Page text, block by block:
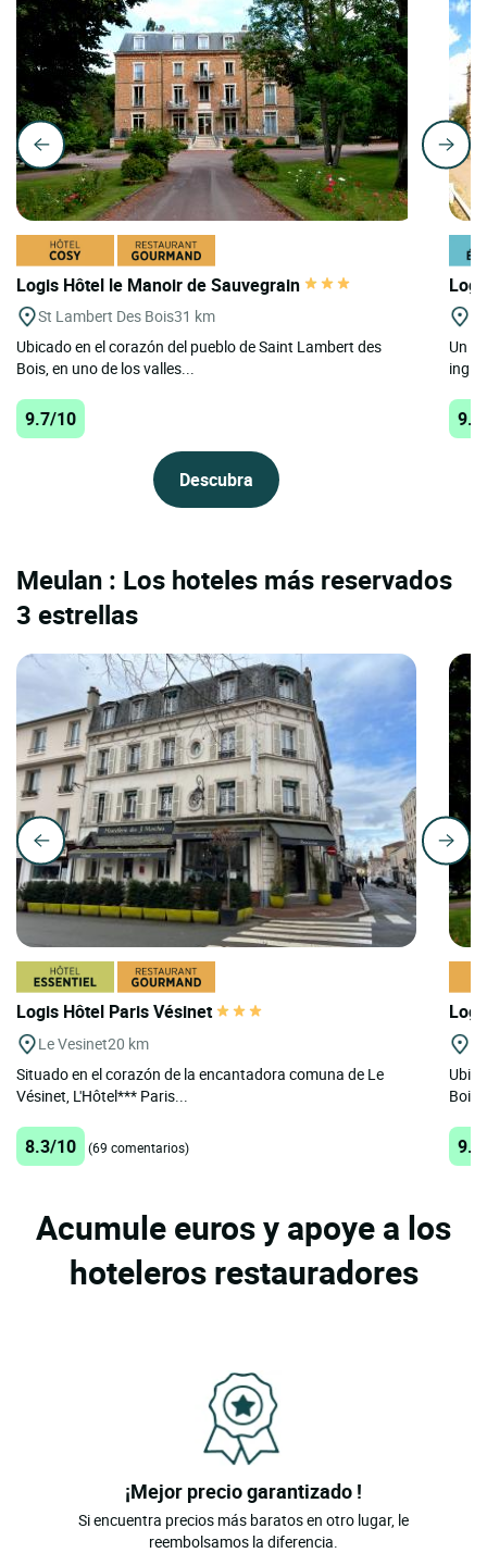
Logis Hôtel le Manoir de Sauvegrain
St Lambert Des Bois31 km
Ubicado en el corazón del pueblo de Saint Lambert des
Bois, en uno de los valles...
9.7/10
Descubra
Un
Meulan : Los hoteles más reservados
3 estrellas
Logis Hôtel Paris Vésinet
Le Vesinet20 km
Situado en el corazón de la encantadora comuna de Le
Vésinet, L'Hôtel*** Paris...
8.3/10 (69 comentarios)
Bois,
Acumule euros y apoye a los
hoteleros restauradores
¡Mejor precio garantizado !
Si encuentra precios más baratos en otro lugar, le
reembolsamos la diferencia.